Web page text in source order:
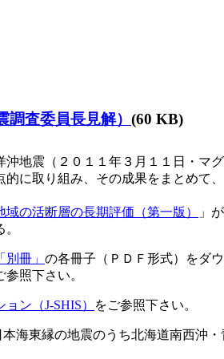
査委員長見解） (60 KB)
地震（２０１１年３月１１日・マ
に取り組み、その成果をまとめて
域の活断層の長期評価（第一版）
」
「別冊」 の各冊子（ＰＤＦ形式）をダ
参照下さい。
ン（J-SHIS） をご参照下さい。
海東縁の地震のうち北海道南西沖